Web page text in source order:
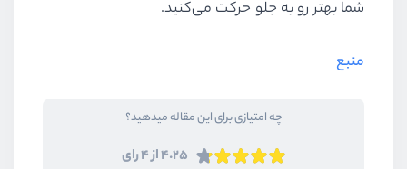
شما بهتر رو به جلو حرکت می‌کنید.
منبع
چه امتیازی برای این مقاله میدهید؟
4.25 از 4 رای